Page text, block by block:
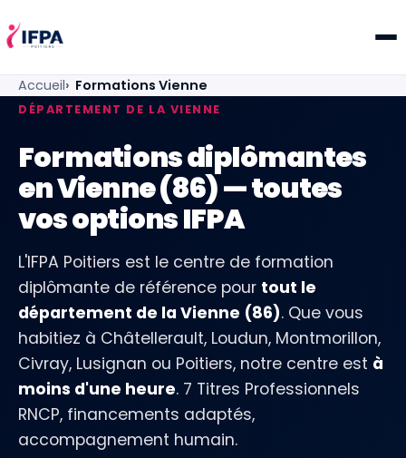
IFPA Poitiers — Centre de formation professionnelle
Accueil Formations Vienne
DÉPARTEMENT DE LA VIENNE
Formations diplômantes
en Vienne (86) — toutes
vos options IFPA
L'IFPA Poitiers est le centre de formation
diplômante de référence pour tout le
département de la Vienne (86). Que vous
habitiez à Châtellerault, Loudun, Montmorillon,
Civray, Lusignan ou Poitiers, notre centre est à
moins d'une heure. 7 Titres Professionnels
RNCP, financements adaptés,
accompagnement humain.